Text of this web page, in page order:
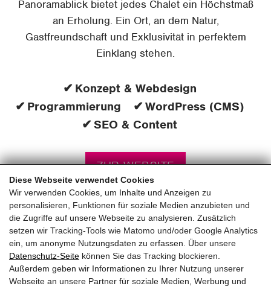
Diese Webseite verwendet Cookies
Wir verwenden Cookies, um Inhalte und Anzeigen zu
personalisieren, Funktionen für soziale Medien anzubieten und
die Zugriffe auf unsere Webseite zu analysieren. Zusätzlich
setzen wir Tracking-Tools wie Matomo und/oder Google Analytics
ein, um anonyme Nutzungsdaten zu erfassen. Über unsere
Datenschutz-Seite können Sie das Tracking blockieren.
Außerdem geben wir Informationen zu Ihrer Nutzung unserer
Webseite an unsere Partner für soziale Medien, Werbung und
Panoramablick bietet jedes Chalet ein Höchstmaß
an Erholung. Ein Ort, an dem Natur,
Gastfreundschaft und Exklusivität in perfektem
Einklang stehen.
Konzept & Webdesign
Programmierung
WordPress (CMS)
SEO & Content
ZUR WEBSITE
pinzweb.at GmbH & Co KG
Raiffeisenstraße 4, 5671 Bruck an der Glocknerstraße
Rögergasse 36/6, 1090 Wien